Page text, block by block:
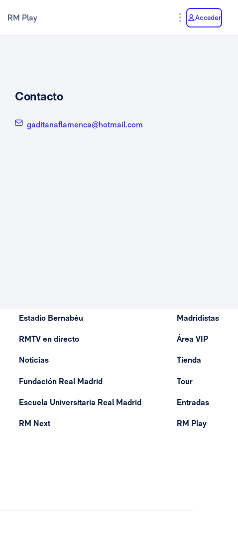
RM Play Acceder
Contacto
gaditanaflamenca@hotmail.com
Estadio Bernabéu
RMTV en directo
Noticias
Fundación Real Madrid
Escuela Universitaria Real Madrid
RM Next
Madridistas
Área VIP
Tienda
Tour
Entradas
RM Play